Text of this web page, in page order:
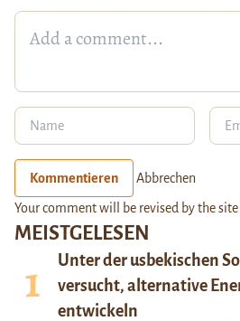
MEISTGELESEN
Unter der usbekischen
versucht, alternative
entwickeln
Kommentieren Abbrechen
Your comment will be revised by the site